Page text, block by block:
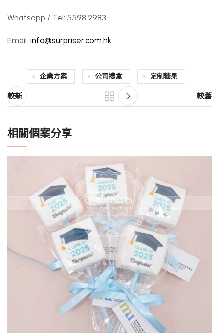
Whatsapp / Tel: 5598 2983
Email: info@surpriser.com.hk
企業方案 公司禮盒 定制糖果
較新 較舊
相關個案分享